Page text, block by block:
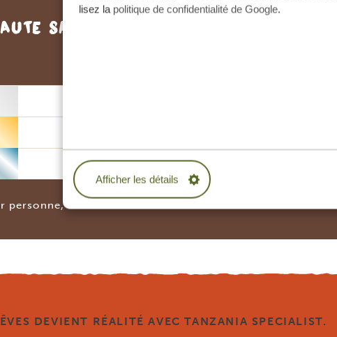
lisez la politique de confidentialité de Google.
Afficher les détails
SAISON (JUILLET + AOÛT +
9927,50 €*
personne, hors vols internationaux
DEVIENT RÉALITÉ AVEC TANZANIA SPECIALIST.